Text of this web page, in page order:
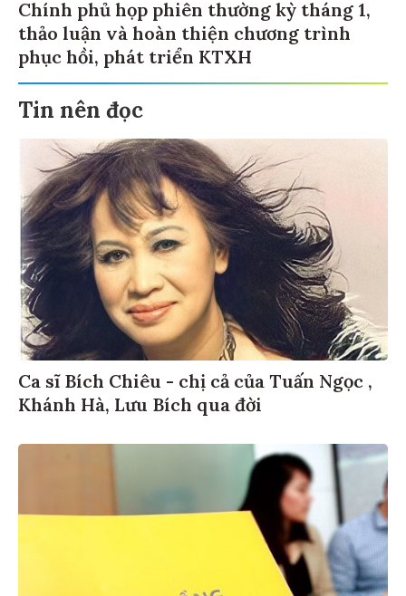
Chính phủ họp phiên thường kỳ tháng 1,
thảo luận và hoàn thiện chương trình
phục hồi, phát triển KTXH
Tin nên đọc
Ca sĩ Bích Chiêu - chị cả của Tuấn Ngọc ,
Khánh Hà, Lưu Bích qua đời